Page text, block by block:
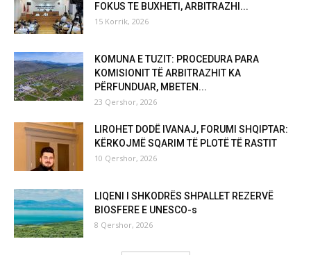
FOKUS TE BUXHETI, ARBITRAZHI...
15 Korrik, 2026
KOMUNA E TUZIT: PROCEDURA PARA
KOMISIONIT TË ARBITRAZHIT KA
PËRFUNDUAR, MBETEN...
23 Qershor, 2026
LIROHET DODË IVANAJ, FORUMI SHQIPTAR:
KËRKOJMË SQARIM TË PLOTË TË RASTIT
10 Qershor, 2026
LIQENI I SHKODRËS SHPALLET REZERVË
BIOSFERE E UNESCO-s
8 Qershor, 2026